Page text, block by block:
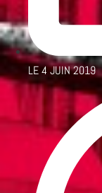
LE4 JUIN 2019